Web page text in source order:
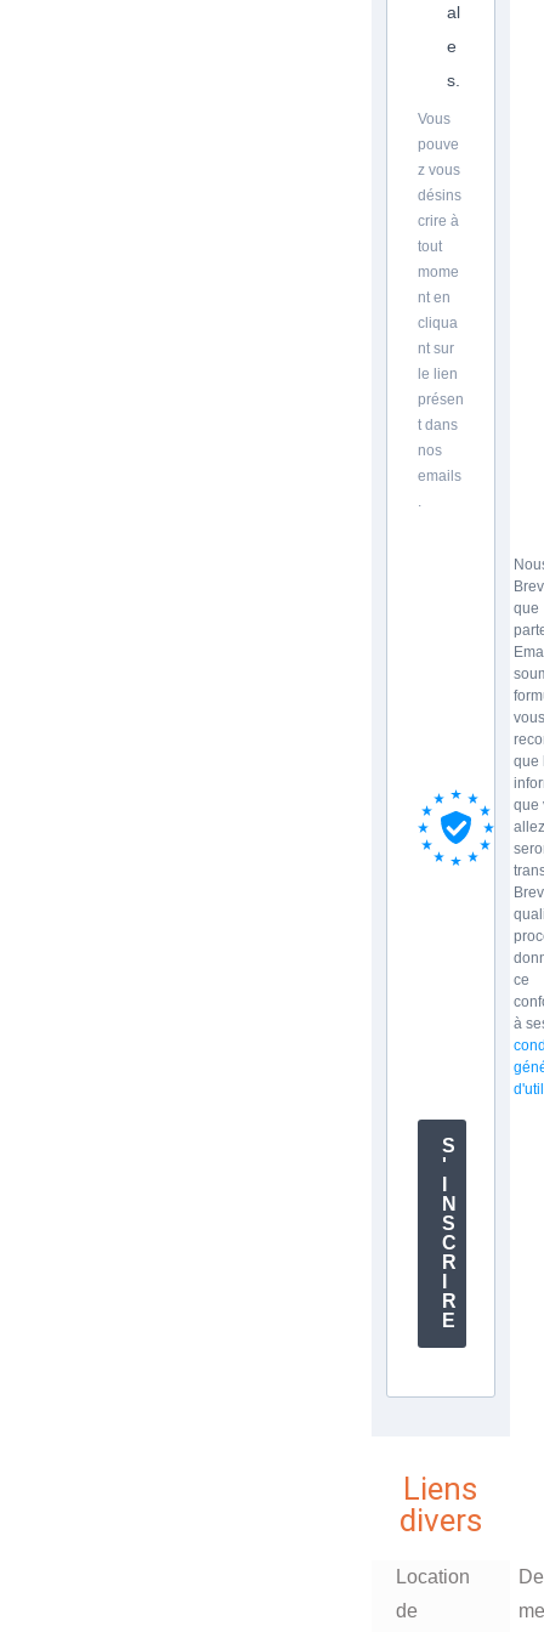
al
e
s.
Vous
pouve
z vous
désins
crire à
tout
mome
nt en
cliqua
nt sur
le lien
présen
t dans
nos
emails
.
que
vous
que
que
ce
à
S
'
N
S
C
R
R
E
Liens
divers
Location
de